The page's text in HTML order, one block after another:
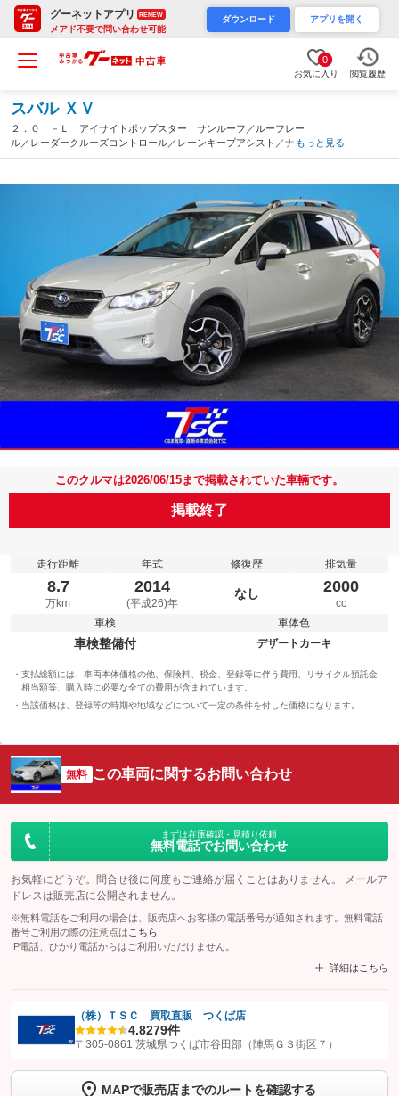
グーネットアプリ RENEW
メアド不要で問い合わせ可能
ダウンロード アプリを開く
0
お気に入り 閲覧履歴
スバル ＸＶ
２．０ｉ－Ｌ アイサイトポップスター サンルーフ／ルーフレー
ル／レーダークルーズコントロール／レーンキープアシスト／ナビ
／バックカメラ／パワーシート／ドライブレコーダー／パドルシフ
県）
もっと見る
このクルマは2026/06/15まで掲載されていた車輛です。
掲載終了
走行距離
8.7
万km
年式
2014
(平成26)年
修復歴
なし
排気量
2000
cc
車検
車検整備付
車体色
デザートカーキ
支払総額には、車両本体価格の他、保険料、税金、登録等に伴う費用、リサイクル預託金
相当額等、購入時に必要な全ての費用が含まれています。
当該価格は、登録等の時期や地域などについて一定の条件を付した価格になります。
無料 この車両に関するお問い合わせ
まずは在庫確認・見積り依頼
無料電話でお問い合わせ
お気軽にどうぞ。問合せ後に何度もご連絡が届くことはありません。 メールア
ドレスは販売店に公開されません。
※無料電話をご利用の場合は、販売店へお客様の電話番号が通知されます。無料電話
番号ご利用の際の注意点は こちら
IP電話、ひかり電話からはご利用いただけません。
詳細はこちら
【STEP1】
認証画面でグーネットを友だち追加してから「許可する」ボタンを押
（株）ＴＳＣ 買取直販 つくば店
4.8279件
〒305-0861 茨城県つくば市谷田部（陣馬Ｇ３街区７）
MAPで販売店までのルートを確認する